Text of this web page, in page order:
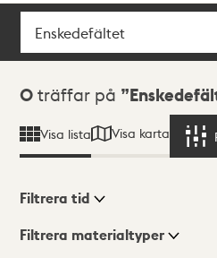
Sök
Sökresultat
0 träffar på
Visa lista Visa karta
Visningsläge
Filtrera tid
Filtrera materialtyper